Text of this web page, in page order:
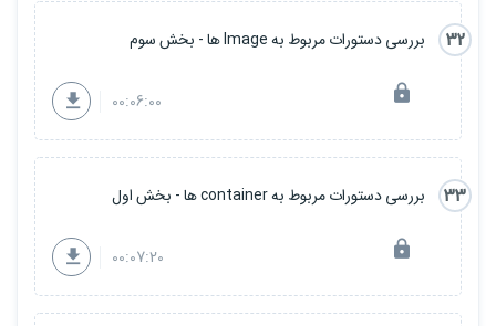
32 بررسی دستورات مربوط به Image ها - بخش سوم
00:06:00
33 بررسی دستورات مربوط به container ها - بخش اول
00:07:20